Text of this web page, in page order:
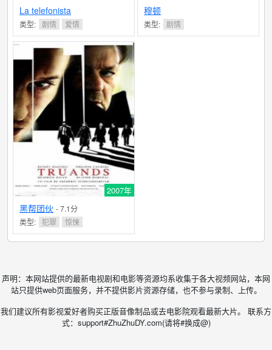
La telefonista
类型: 剧情 爱情
穆顿
类型: 剧情
2007年
黑帮团伙 - 7.1分
类型: 犯罪 惊悚
声明：本网站提供的最新电视剧和电影等资源均系收集于各大视频网站，本网
站只提供web页面服务，并不提供影片资源存储，也不参与录制、上传。
我们建议所有影视爱好者购买正版音像制品或去电影院观看最新大片。 联系方
式：support#ZhuZhuDY.com(请将#换成@)